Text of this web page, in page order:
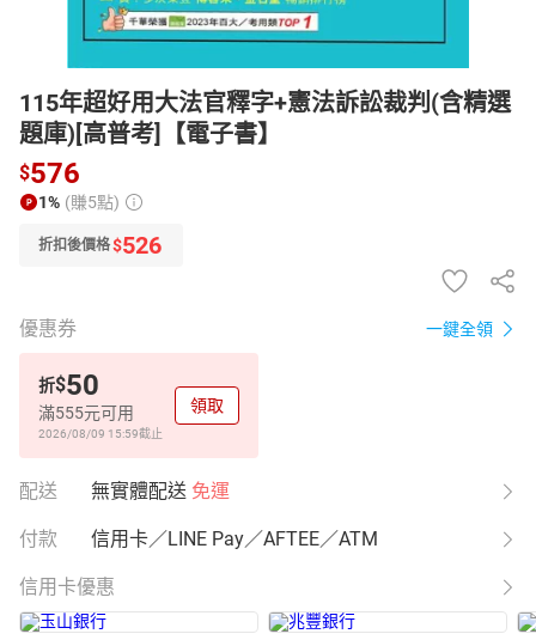
115年超好用大法官釋字+憲法訴訟裁判(含精選
題庫)[高普考]【電子書】
$576
1% (賺5點)
折扣後價格$526
優惠券 一鍵全領
折$50
滿555元可用
2026/08/09 15:59截止
領取
配送 無實體配送 免運
付款 信用卡／LINE Pay／AFTEE／ATM
信用卡優惠